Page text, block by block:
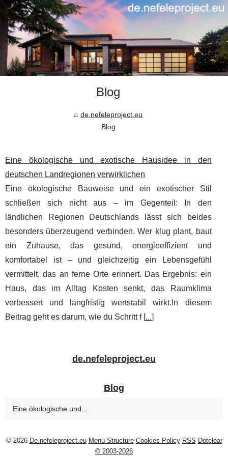
Blog
de.nefeleproject.eu
Blog
Eine ökologische und exotische Hausidee in den
deutschen Landregionen verwirklichen
Eine ökologische Bauweise und ein exotischer Stil
schließen sich nicht aus – im Gegenteil: In den
ländlichen Regionen Deutschlands lässt sich beides
besonders überzeugend verbinden. Wer klug plant, baut
ein Zuhause, das gesund, energieeffizient und
komfortabel ist – und gleichzeitig ein Lebensgefühl
vermittelt, das an ferne Orte erinnert. Das Ergebnis: ein
Haus, das im Alltag Kosten senkt, das Raumklima
verbessert und langfristig wertstabil wirkt.In diesem
Beitrag geht es darum, wie du Schritt f [...]
de.nefeleproject.eu
Blog
Eine ökologische und...
© 2026 De.nefeleproject.eu Menu Structure Cookies Policy RSS Dotclear
© 2003-2026